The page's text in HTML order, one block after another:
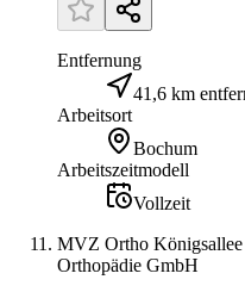
Entfernung
41,6 km
Arbeitsort
Bochum
Arbeitszeitmodell
Vollzeit
MVZ Ortho
Orthopädie GmbH